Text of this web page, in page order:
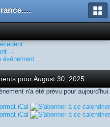
Legacy-France.org - Forum
→
évènement
pour August 30, 2025
n'a été prévu pour aujourd'hui.